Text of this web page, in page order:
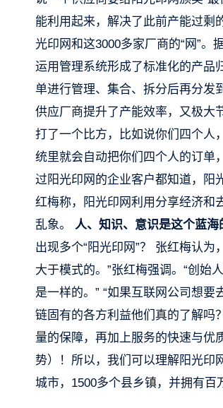
能利用起来，解决了此前产能过剩
光印网和这3000多家厂商的“网”
运用管理系统形成了标准化的产品
单进行管理、集合、拆分后再分发
供应厂商提升了产能效率，又极大
打了一个比方，比如说你们四个人
统里就会自动把你们四个人的订单
过阳光印网的企业客户都知道，阳
红梅称，阳光印网利用分享经济和
乱象。 人、 知识、 意识是这个蓝海
出现多个“阳光印网”？ 张红梅认
大于模式的。”张红梅强调。“创始
是一样的。” “如果互联网公司想
链固有的各方利益他们真的了解吗
量的保障，再加上服务的快速与优
势）！所以，我们可以理解阳光印
城市，1500多个县乡镇，并拥有百